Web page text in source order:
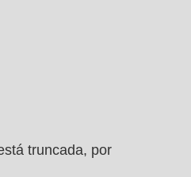
truncada, por